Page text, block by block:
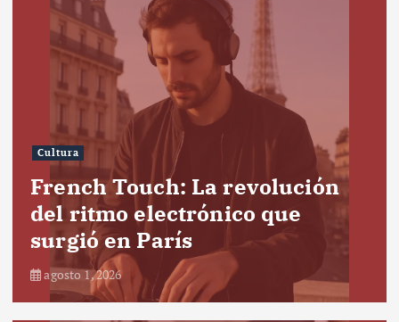
Cultura
French Touch: La revolución
del ritmo electrónico que
surgió en París
agosto 1, 2026